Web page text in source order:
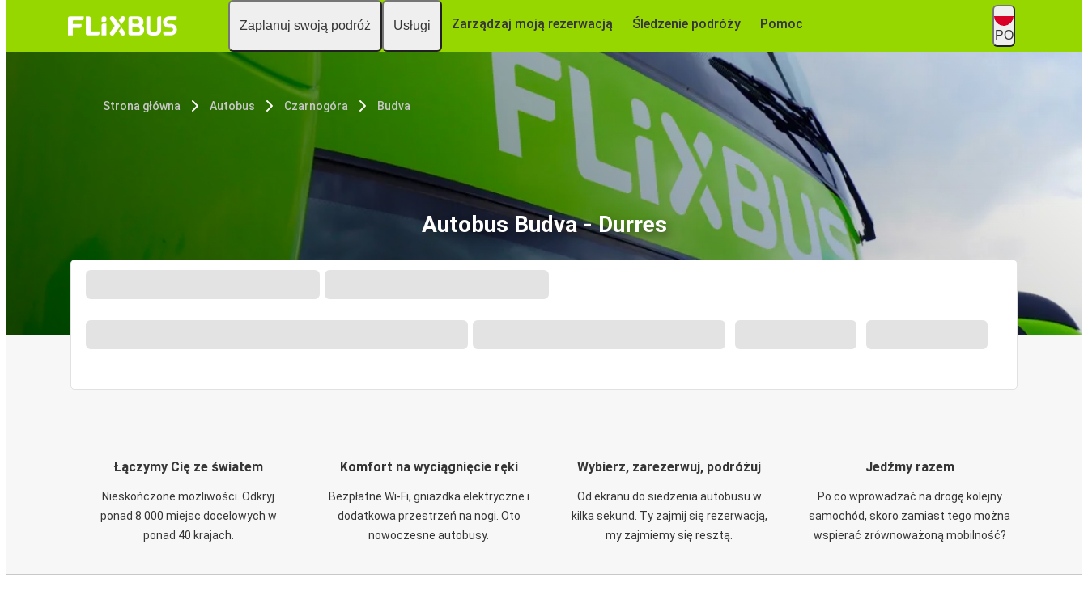
Zaplanuj swoją podróż Usługi Zarządzaj moją rezerwacją Śledzenie podróży Pomoc
PO
Strona główna Autobus Czarnogóra Budva
Autobus Budva - Durres
Łączymy Cię ze światem
Nieskończone możliwości. Odkryj
ponad 8 000 miejsc docelowych w
ponad 40 krajach.
Komfort na wyciągnięcie ręki
Bezpłatne Wi-Fi, gniazdka elektryczne i
dodatkowa przestrzeń na nogi. Oto
nowoczesne autobusy.
Wybierz, zarezerwuj, podróżuj
Od ekranu do siedzenia autobusu w
kilka sekund. Ty zajmij się rezerwacją,
my zajmiemy się resztą.
Jedźmy razem
Po co wprowadzać na drogę kolejny
samochód, skoro zamiast tego można
wspierać zrównoważoną mobilność?